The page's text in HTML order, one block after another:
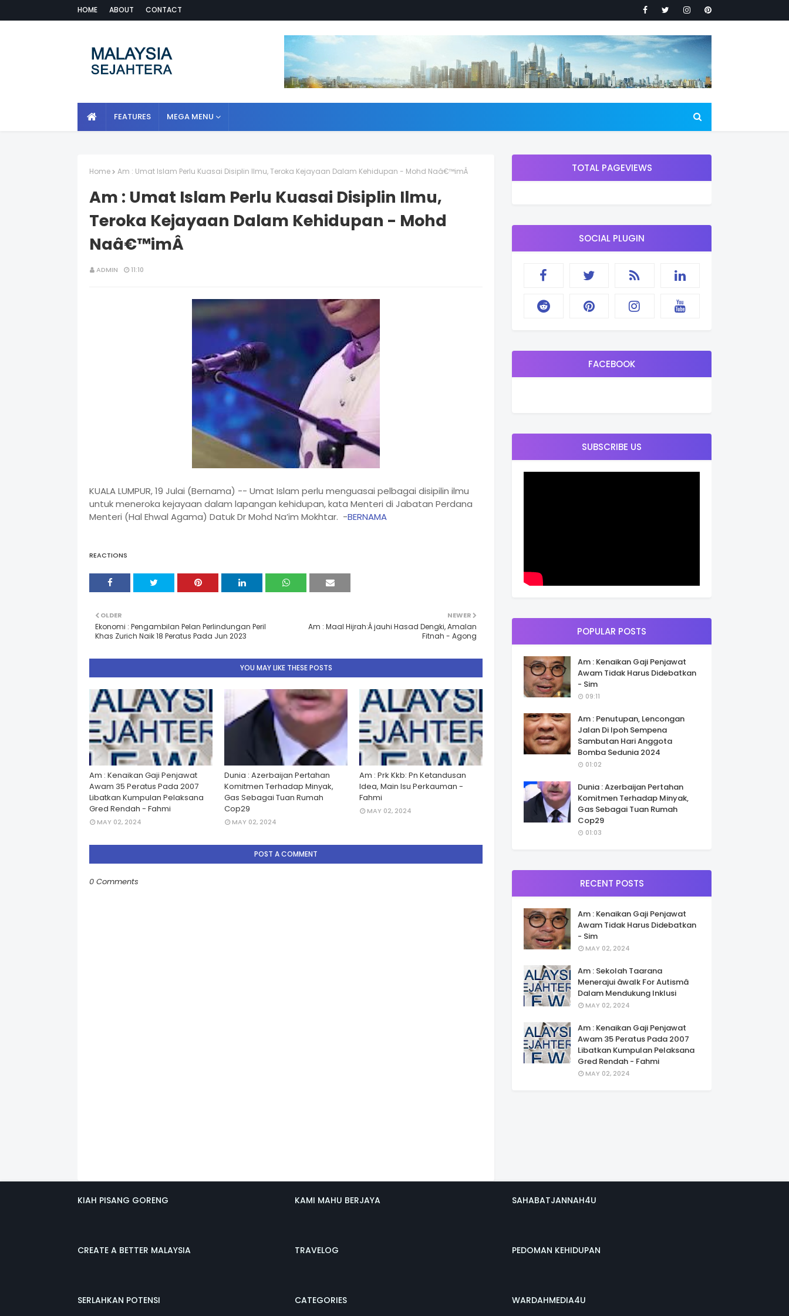
HOME ABOUT CONTACT
FEATURES MEGA MENU
Home Am : Umat Islam Perlu Kuasai Disiplin Ilmu, Teroka Kejayaan Dalam Kehidupan - Mohd Naâ€™imÂ
Am : Umat Islam Perlu Kuasai Disiplin Ilmu,
Teroka Kejayaan Dalam Kehidupan - Mohd
Naâ€™imÂ
ADMIN 11:10
KUALA LUMPUR, 19 Julai (Bernama) -- Umat Islam perlu menguasai pelbagai disipilin ilmu
untuk meneroka kejayaan dalam lapangan kehidupan, kata Menteri di Jabatan Perdana
Menteri (Hal Ehwal Agama) Datuk Dr Mohd Na’im Mokhtar. -BERNAMA
REACTIONS
NEWER
Am : Maal Hijrah:Â jauhi Hasad Dengki, Amalan
Fitnah - Agong
OLDER
Ekonomi : Pengambilan Pelan Perlindungan Peril
Khas Zurich Naik 18 Peratus Pada Jun 2023
YOU MAY LIKE THESE POSTS
Am : Kenaikan Gaji Penjawat
Awam 35 Peratus Pada 2007
Libatkan Kumpulan Pelaksana
Gred Rendah - Fahmi
MAY 02, 2024
Dunia : Azerbaijan Pertahan
Komitmen Terhadap Minyak,
Gas Sebagai Tuan Rumah
Cop29
MAY 02, 2024
Am : Prk Kkb: Pn Ketandusan
Idea, Main Isu Perkauman -
Fahmi
MAY 02, 2024
POST A COMMENT
0 Comments
TOTAL PAGEVIEWS
SOCIAL PLUGIN
FACEBOOK
SUBSCRIBE US
POPULAR POSTS
Am : Kenaikan Gaji Penjawat
Awam Tidak Harus Didebatkan
- Sim
09:11
Am : Penutupan, Lencongan
Jalan Di Ipoh Sempena
Sambutan Hari Anggota
Bomba Sedunia 2024
01:02
Dunia : Azerbaijan Pertahan
Komitmen Terhadap Minyak,
Gas Sebagai Tuan Rumah
Cop29
01:03
RECENT POSTS
Am : Kenaikan Gaji Penjawat
Awam Tidak Harus Didebatkan
- Sim
MAY 02, 2024
Am : Sekolah Taarana
Menerajui âwalk For Autismâ
Dalam Mendukung Inklusi
MAY 02, 2024
Am : Kenaikan Gaji Penjawat
Awam 35 Peratus Pada 2007
Libatkan Kumpulan Pelaksana
Gred Rendah - Fahmi
MAY 02, 2024
KIAH PISANG GORENG
CREATE A BETTER MALAYSIA
SERLAHKAN POTENSI
KAMI MAHU BERJAYA
TRAVELOG
CATEGORIES
SAHABATJANNAH4U
PEDOMAN KEHIDUPAN
WARDAHMEDIA4U